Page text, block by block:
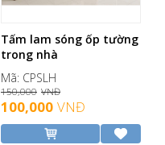
Tấm lam sóng ốp tường
trong nhà
Mã: CPSLH
150,000 VNĐ
100,000 VNĐ